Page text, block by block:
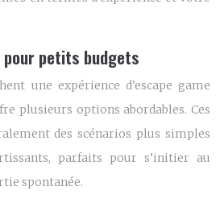
petits budgets
une expérience d’escape game
plusieurs options abordables. Ces
des scénarios plus simples
parfaits pour s’initier au
spontanée.